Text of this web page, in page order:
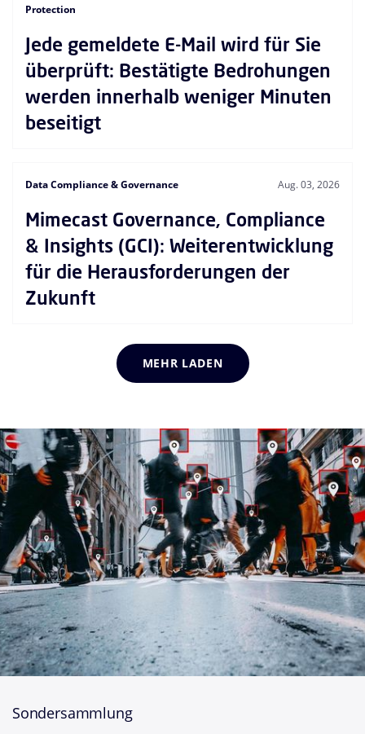
Protection
Jede gemeldete E-Mail wird für Sie
überprüft: Bestätigte Bedrohungen
werden innerhalb weniger Minuten
beseitigt
Data Compliance & Governance Aug. 03, 2026
Mimecast Governance, Compliance
& Insights (GCI): Weiterentwicklung
für die Herausforderungen der
Zukunft
MEHR LADEN
Sondersammlung